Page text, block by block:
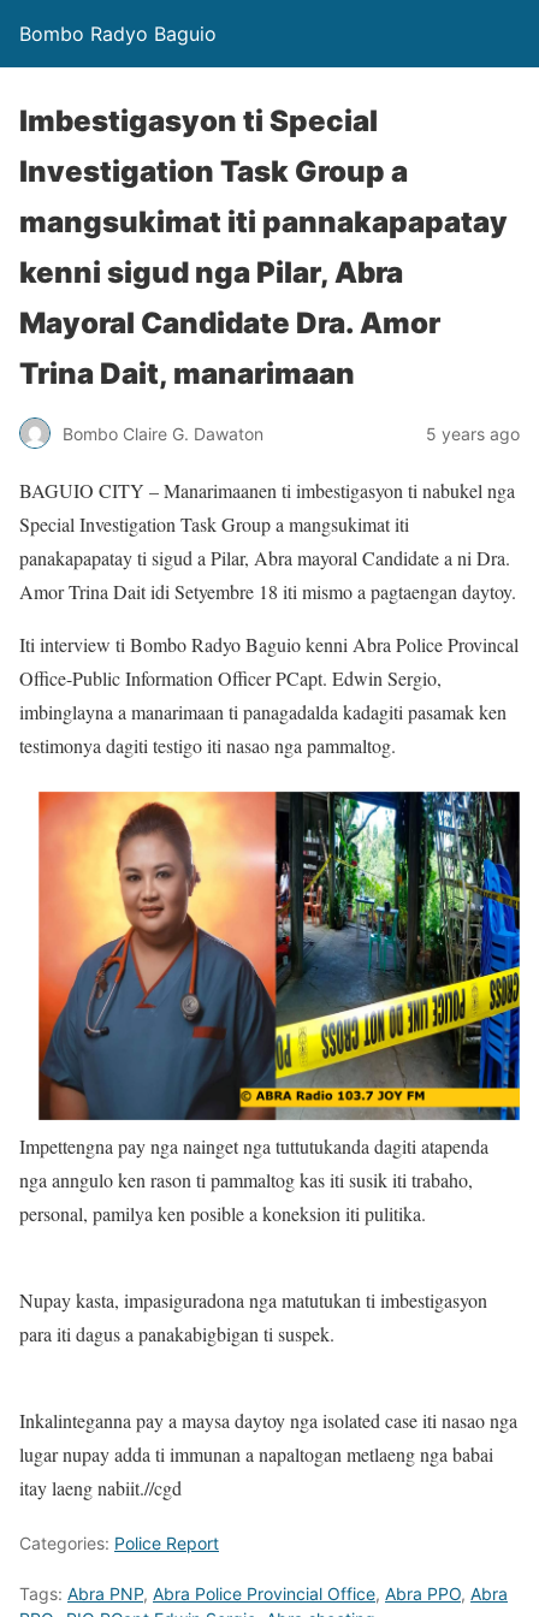
Bombo Radyo Baguio
Imbestigasyon ti Special
Investigation Task Group a
mangsukimat iti pannakapapatay
kenni sigud nga Pilar, Abra
Mayoral Candidate Dra. Amor
Trina Dait, manarimaan
Bombo Claire G. Dawaton 5 years ago
BAGUIO CITY – Manarimaanen ti imbestigasyon ti nabukel nga
Special Investigation Task Group a mangsukimat iti
panakapapatay ti sigud a Pilar, Abra mayoral Candidate a ni Dra.
Amor Trina Dait idi Setyembre 18 iti mismo a pagtaengan daytoy.
Iti interview ti Bombo Radyo Baguio kenni Abra Police Provincal
Office-Public Information Officer PCapt. Edwin Sergio,
imbinglayna a manarimaan ti panagadalda kadagiti pasamak ken
testimonya dagiti testigo iti nasao nga pammaltog.
Impettengna pay nga nainget nga tuttutukanda dagiti atapenda
nga anngulo ken rason ti pammaltog kas iti susik iti trabaho,
personal, pamilya ken posible a koneksion iti pulitika.
Nupay kasta, impasiguradona nga matutukan ti imbestigasyon
para iti dagus a panakabigbigan ti suspek.
Inkalinteganna pay a maysa daytoy nga isolated case iti nasao nga
lugar nupay adda ti immunan a napaltogan metlaeng nga babai
itay laeng nabiit.//cgd
Categories: Police Report
Tags: Abra PNP, Abra Police Provincial Office, Abra PPO, Abra